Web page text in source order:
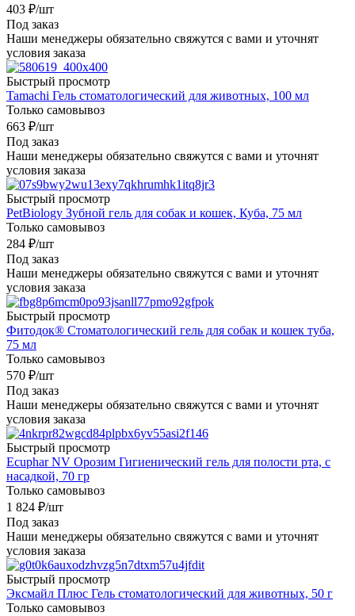
403 ₽/шт
Под заказ
Наши менеджеры обязательно свяжутся с вами и уточнят
условия заказа
Быстрый просмотр
Tamachi Гель стоматологический для животных, 100 мл
Только самовывоз
663 ₽/шт
Под заказ
Наши менеджеры обязательно свяжутся с вами и уточнят
условия заказа
Быстрый просмотр
PetBiology Зубной гель для собак и кошек, Куба, 75 мл
Только самовывоз
284 ₽/шт
Под заказ
Наши менеджеры обязательно свяжутся с вами и уточнят
условия заказа
Быстрый просмотр
Фитодок® Стоматологический гель для собак и кошек туба,
75 мл
Только самовывоз
570 ₽/шт
Под заказ
Наши менеджеры обязательно свяжутся с вами и уточнят
условия заказа
Быстрый просмотр
Ecuphar NV Орозим Гигиенический гель для полости рта, с
насадкой, 70 гр
Только самовывоз
1 824 ₽/шт
Под заказ
Наши менеджеры обязательно свяжутся с вами и уточнят
условия заказа
Быстрый просмотр
Эксмайл Плюс Гель стоматологический для животных, 50 г
Только самовывоз